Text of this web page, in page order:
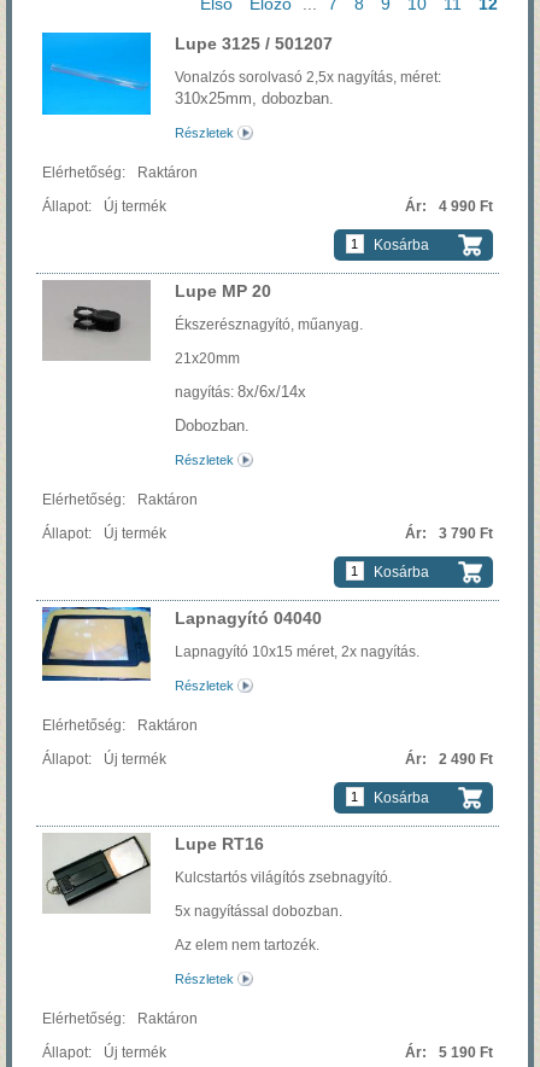
Lupe 3125 / 501207
Vonalzós sorolvasó 2,5x nagyítás, méret:
310x25mm, dobozban.
Részletek
Raktáron
Új termék
4 990 Ft
Kosárba
Lupe MP 20
Ékszerésznagyító, műanyag.
21x20mm
nagyítás: 8x/6x/14x
Dobozban.
Részletek
Raktáron
Új termék
3 790 Ft
Kosárba
Lapnagyító 04040
Lapnagyító 10x15 méret, 2x nagyítás.
Részletek
Raktáron
Új termék
2 490 Ft
Kosárba
Lupe RT16
Kulcstartós világítós zsebnagyító.
5x nagyítással dobozban.
Az elem nem tartozék.
Részletek
Raktáron
Új termék
5 190 Ft